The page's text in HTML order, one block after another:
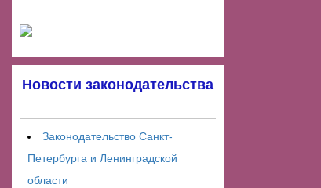
Новости законодательства
Законодательство Санкт-
Петербурга и Ленинградской
области